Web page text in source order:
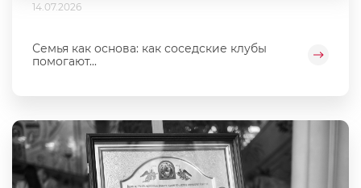
14.07.2026
Семья как основа: как соседские клубы
помогают...